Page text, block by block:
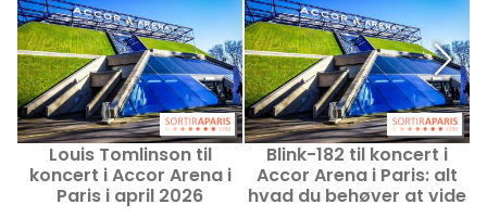
Louis Tomlinson til
koncert i Accor Arena i
Paris i april 2026
Blink-182 til koncert i
Accor Arena i Paris: alt
hvad du behøver at vide